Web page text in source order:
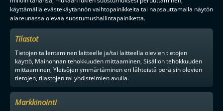
käyttämällä evästekäytännön vaihtopainikkeita tai napsauttamalla näytön
alareunassa olevaa suostumushallintapainiketta.
Tilastot
Tietojen tallentaminen laitteelle ja/tai laitteella olevien tietojen
käyttö, Mainonnan tehokkuuden mittaaminen, Sisällön tehokkuuden
mittaaminen, Yleisöjen ymmärtäminen eri lähteistä peräisin olevien
tietojen, tilastojen tai yhdistelmien avulla.
Markkinointi